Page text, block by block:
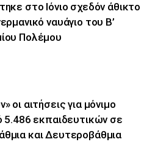
στο Ιόνιο σχεδόν άθικτο
ναυάγιο του Β’
Πολέμου
οι αιτήσεις για μόνιμο
5.486 εκπαιδευτικών σε
και Δευτεροβάθμια